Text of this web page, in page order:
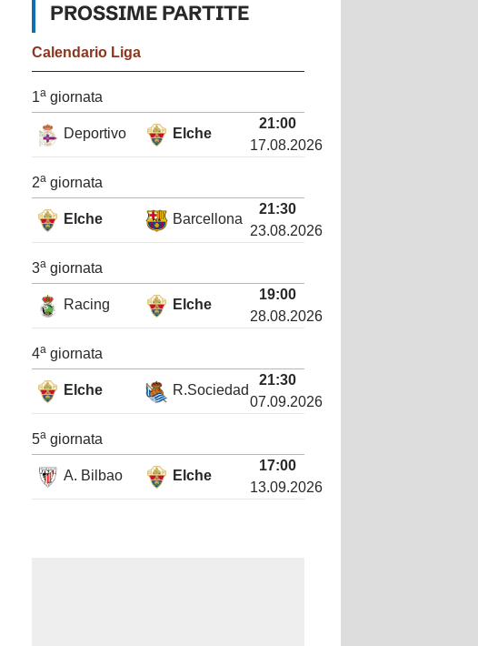
PROSSIME PARTITE
Calendario Liga
1a giornata
Deportivo Elche
21:00
17.08.2026
2a giornata
Elche Barcellona
21:30
23.08.2026
3a giornata
Racing Elche
19:00
28.08.2026
4a giornata
Elche R.Sociedad
21:30
07.09.2026
5a giornata
A. Bilbao Elche
17:00
13.09.2026